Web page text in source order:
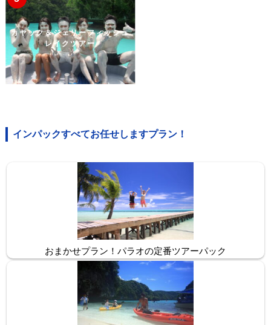
カヤック＆ジェリーフィッシュ
レイクツアー
インパックすべてお任せしますプラン！
おまかせプラン！パラオの定番ツアーパック